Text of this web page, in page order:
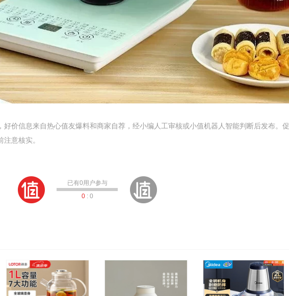
价信息来自热心值友爆料和商家自荐，经小编人工审核或小值机器人智能判断后发布。促
意核实。
已有0用户参与
0: 0